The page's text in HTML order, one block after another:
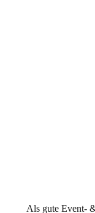
Als gute Event-